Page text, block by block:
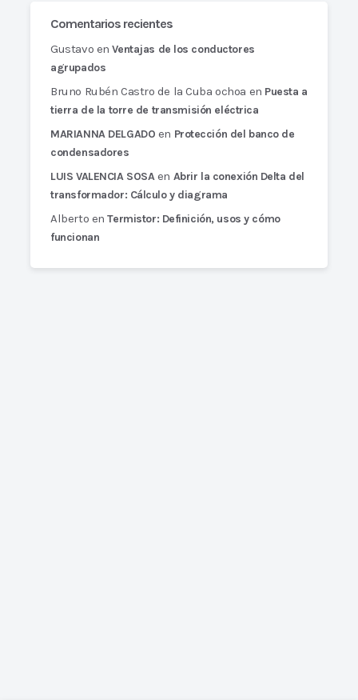
Comentarios recientes
Gustavo enVentajas de los conductores
agrupados
Bruno Rubén Castro de la Cuba ochoa en Puesta a
tierra de la torre de transmisión eléctrica
MARIANNA DELGADO en Protección del banco de
condensadores
LUIS VALENCIA SOSAen Abrir la conexión Delta del
transformador: Cálculo y diagrama
Alberto enTermistor: Definición, usos y cómo
funcionan